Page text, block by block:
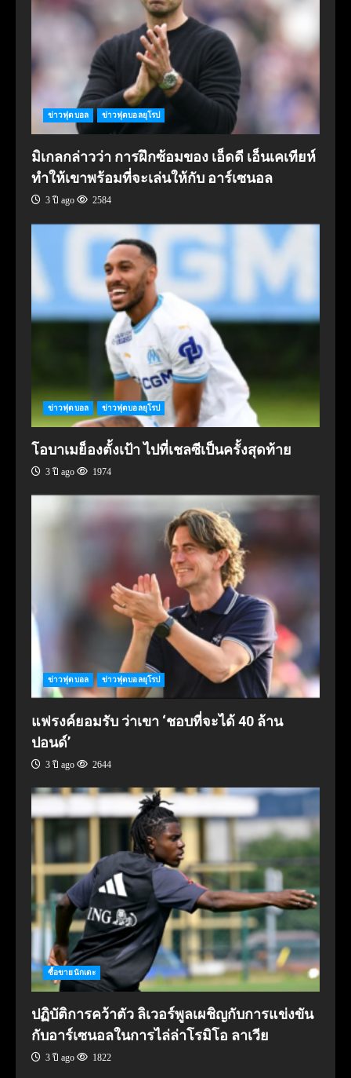
ข่าวฟุตบอล ข่าวฟุตบอลยุโรป
มิเกลกล่าวว่า การฝึกซ้อมของ เอ็ดดี เอ็นเคเทียห์
ทำให้เขาพร้อมที่จะเล่นให้กับ อาร์เซนอล
3 ปี ago 2584
ข่าวฟุตบอล ข่าวฟุตบอลยุโรป
โอบาเมย็องตั้งเป้า ไปที่เชลซีเป็นครั้งสุดท้าย
3 ปี ago 1974
ข่าวฟุตบอล ข่าวฟุตบอลยุโรป
แฟรงค์ยอมรับ ว่าเขา ‘ชอบที่จะได้ 40 ล้าน
ปอนด์’
3 ปี ago 2644
ซื้อขายนักเตะ
ปฏิบัติการคว้าตัว ลิเวอร์พูลเผชิญกับการแข่งขัน
กับอาร์เซนอลในการไล่ล่าโรมิโอ ลาเวีย
3 ปี ago 1822